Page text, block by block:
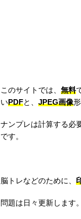
このサイトでは、 無料
いPDFと、 JPEG画像
ナンプレは計算する必
です。
脳トレなどのために、
問題は日々更新します。